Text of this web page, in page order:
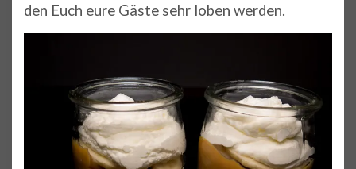
den Euch eure Gäste sehr loben werden.